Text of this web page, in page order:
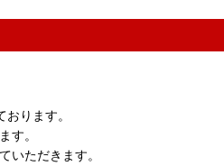
ります。
す。
いただきます。